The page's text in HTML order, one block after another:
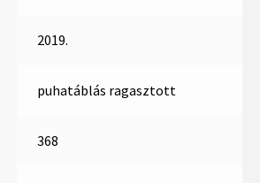
2019.
puhatáblás ragasztott
368